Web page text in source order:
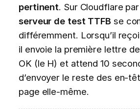
pertinent. Sur Cloudflare
serveur de test TTFB se
différemment. Lorsqu’il
il envoie la première lettre
OK (le H) et attend 10
d’envoyer le reste des en-
page elle-même.